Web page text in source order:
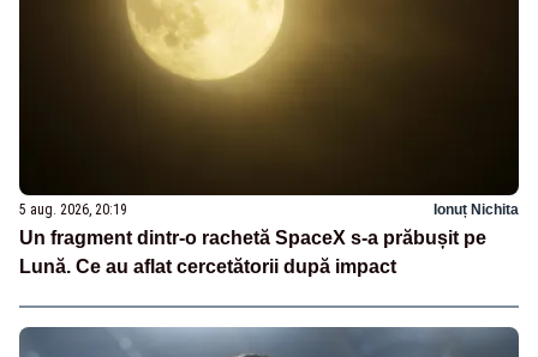
5 aug. 2026, 20:19 Ionuț Nichita
Un fragment dintr-o rachetă SpaceX s-a prăbușit pe
Lună. Ce au aflat cercetătorii după impact